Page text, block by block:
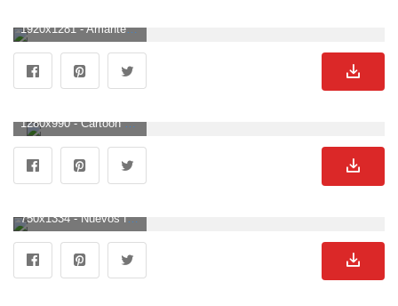
1920x1281 - Amantes tomados de la mano Imágenes HD Descargar fondos de pantalla gratis. Wallpaper para escritorio de parejas.
1280x990 - Cartoon Love Couple Wallpapers Group con más de 54 artículos. Fondo de pantalla de parejas.
750x1334 - Nuevos fondos de pantalla animados Pareja HD para móvil | HD Wallpaper. Imágen de parejas.